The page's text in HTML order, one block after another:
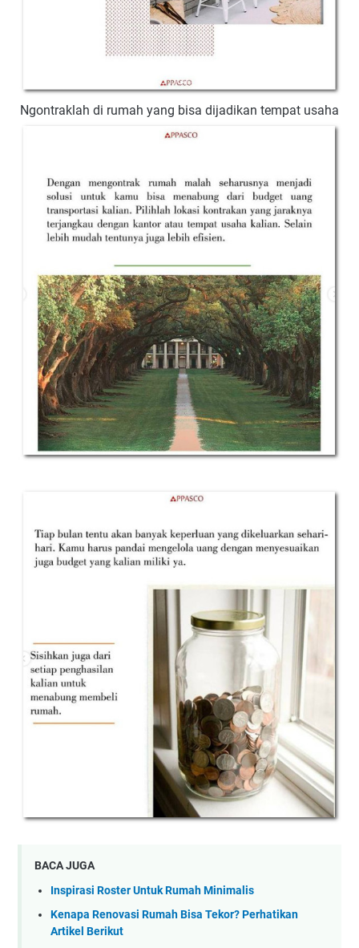
Ngontraklah di rumah yang bisa dijadikan tempat usaha
BACA JUGA
Inspirasi Roster Untuk Rumah Minimalis
Kenapa Renovasi Rumah Bisa Tekor? Perhatikan
Artikel Berikut